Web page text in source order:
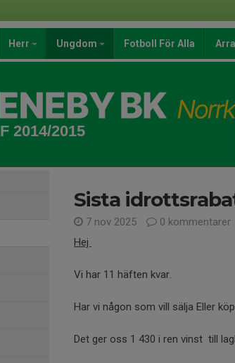
Herr Ungdom Fotboll För Alla
F 2014/2015
Sista
7 nov 2025
0 kommentarer
Hej
Vi har 11 häften kvar.
Har vi någon som vill sälja Eller
Det ger oss 1 430 i ren vinst till